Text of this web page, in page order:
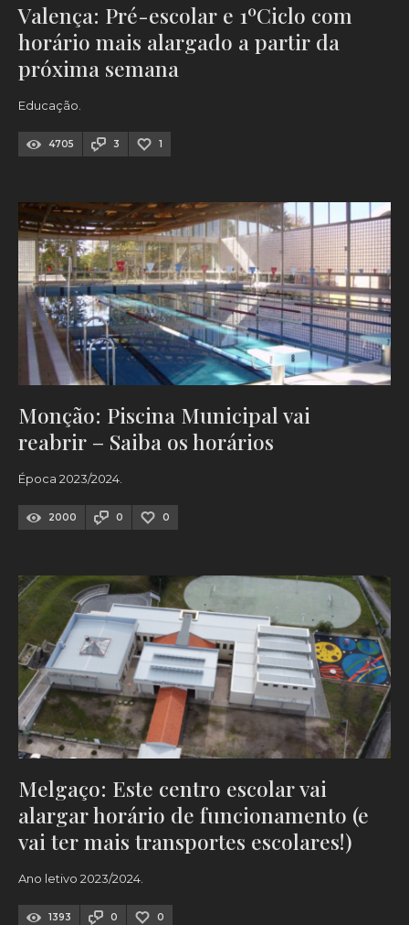
Valença: Pré-escolar e 1ºCiclo com
horário mais alargado a partir da
próxima semana
Educação.
4705 3 1
Monção: Piscina Municipal vai
reabrir – Saiba os horários
Época 2023/2024.
2000 0 0
Melgaço: Este centro escolar vai
alargar horário de funcionamento (e
vai ter mais transportes escolares!)
Ano letivo 2023/2024.
1393 0 0